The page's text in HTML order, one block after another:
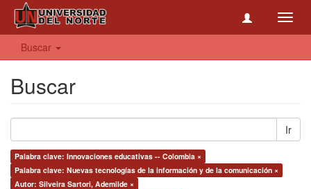
Buscar
Buscar
Ir
Palabra clave: Innovaciones educativas -- Colombia ×
Palabra clave: Nuevas tecnologías de la información y de la comunicación ×
Autor: Silveira Sartori, Ademilde ×